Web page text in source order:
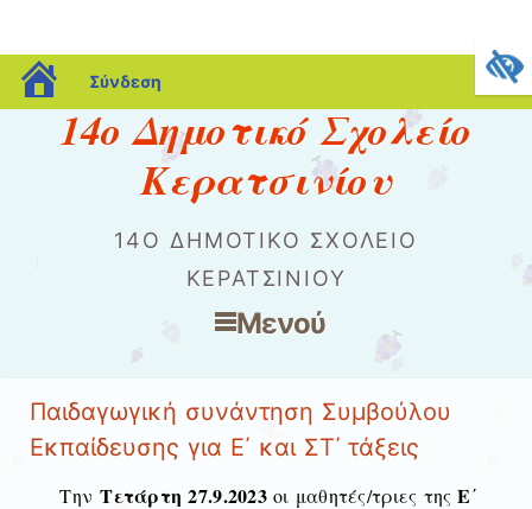
blogs.sch.gr
Σύνδεση
14ο Δημοτικό Σχολείο
Κερατσινίου
14Ο ΔΗΜΟΤΙΚΌ ΣΧΟΛΕΊΟ
ΚΕΡΑΤΣΙΝΊΟΥ
Μενού
Μετάβαση στο περιεχόμενο
Παιδαγωγική συνάντηση Συμβούλου
Εκπαίδευσης για Ε΄ και ΣΤ΄ τάξεις
ΤηνΤετάρτη 27.9.2023οι μαθητές/τριες τηςΕ΄